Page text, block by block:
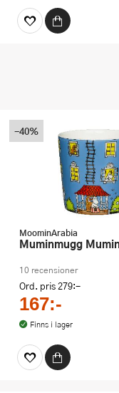
MoominArabia
Muminmugg
10 recensioner
Ord. pris279:-
167:-
Finns i lager
-40%